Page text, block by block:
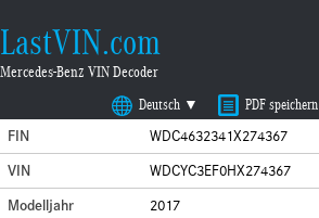
LastVIN.com
Mercedes-Benz VIN Decoder
Deutsch ▼ PDF speichern
FIN
WDC4632341X274367
VIN
WDCYC3EF0HX274367
Modelljahr
2017